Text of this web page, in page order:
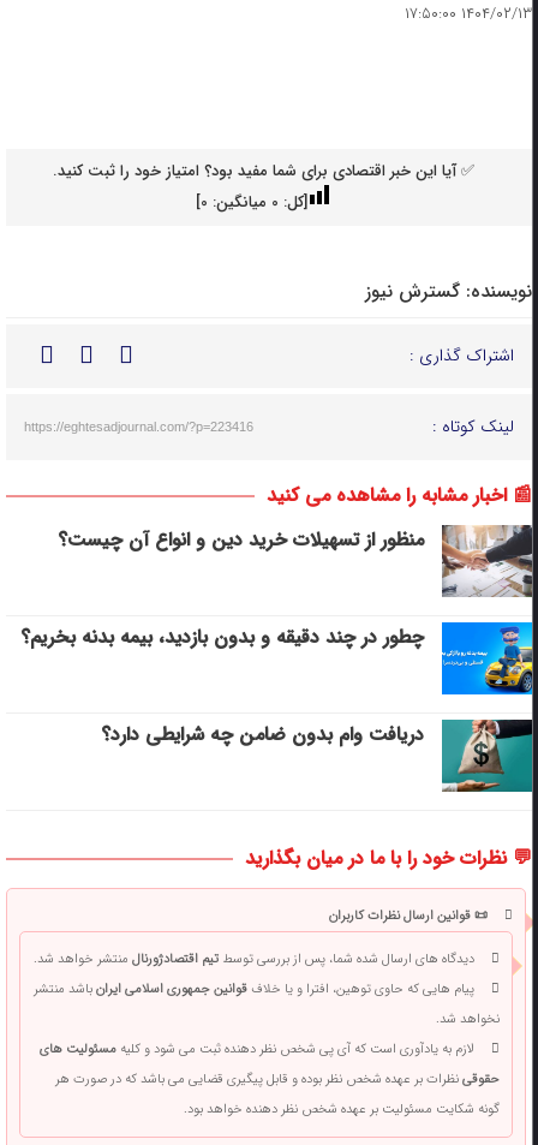
۱۴۰۴/۰۲/۱۳ ۱۷:۵۰:۰۰
✅ آیا این خبر اقتصادی برای شما مفید بود؟ امتیاز خود را ثبت کنید.
[کل: 0میانگین: 0
]
نویسنده: گسترش نیوز
اشتراک گذاری :
لینک کوتاه : https://eghtesadjournal.com/?p=223416
📰 اخبار مشابه را مشاهده می کنید
منظور از تسهیلات خرید دین و انواع آن چیست؟
چطور در چند دقیقه و بدون بازدید، بیمه بدنه بخریم؟
دریافت وام بدون ضامن چه شرایطی دارد؟
💬 نظرات خود را با ما در میان بگذارید
📜 قوانین ارسال نظرات کاربران
دیدگاه های ارسال شده شما، پس از بررسی توسطتیم اقتصادژورنالمنتشر خواهد شد.
پیام هایی که حاوی توهین، افترا و یا خلافقوانین جمهوری اسلامی ایرانباشد منتشر
نخواهد شد.
لازم به یادآوری است که آی پی شخص نظر دهنده ثبت می شود و کلیهمسئولیت های
حقوقینظرات بر عهده شخص نظر بوده و قابل پیگیری قضایی می باشد که در صورت هر
گونه شکایت مسئولیت بر عهده شخص نظر دهنده خواهد بود.